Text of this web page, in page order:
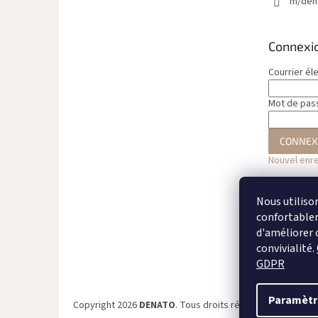
Nous
d'améliorer
convivialité.
GDPR
Courrier
Mot de
Nouvel
Copyright 2026 DENATO. Tous droits réservés.Modifier